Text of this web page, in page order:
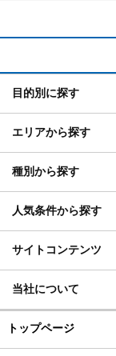
目的別に探す
エリアから探す
種別から探す
人気条件から探す
サイトコンテンツ
当社について
トップページ